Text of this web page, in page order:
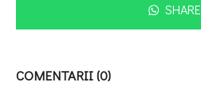
SHARE
COMENTARII (0)